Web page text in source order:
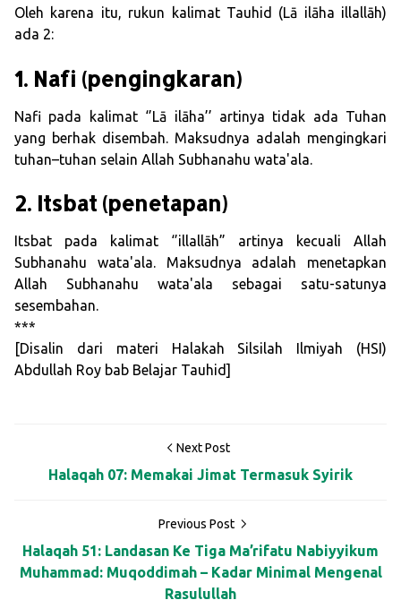
Oleh karena itu, rukun kalimat Tauhid (Lā ilāha illallāh)
ada 2:
1. Nafi (pengingkaran)
Nafi pada kalimat ‘’Lā ilāha’’ artinya tidak ada Tuhan
yang berhak disembah. Maksudnya adalah mengingkari
tuhan–tuhan selain Allah Subhanahu wata'ala.
2. Itsbat (penetapan)
Itsbat pada kalimat ‘’illallāh” artinya kecuali Allah
Subhanahu wata'ala. Maksudnya adalah menetapkan
Allah Subhanahu wata'ala sebagai satu-satunya
sesembahan.
***
[Disalin dari materi Halakah Silsilah Ilmiyah (HSI)
Abdullah Roy bab Belajar Tauhid]
Next Post
Halaqah 07: Memakai Jimat Termasuk Syirik
Previous Post
Halaqah 51: Landasan Ke Tiga Ma’rifatu Nabiyyikum
Muhammad: Muqoddimah – Kadar Minimal Mengenal
Rasulullah